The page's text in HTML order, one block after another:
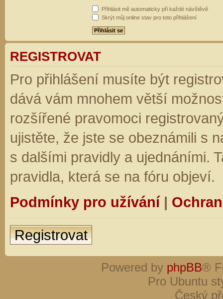
Přihlásit mě automaticky při každé návštěvě
Skrýt můj online stav pro toto přihlášení
REGISTROVAT
Pro přihlášení musíte být
dává vám mnohem větší
rozšířené pravomoci
ujistěte, že jste se obeznámili s
s dalšími pravidly a ujednáními.
pravidla, která se na fóru objeví.
Podmínky pro užívání|
Registrovat
Powered by phpBB®
Pro Ubuntu
Český